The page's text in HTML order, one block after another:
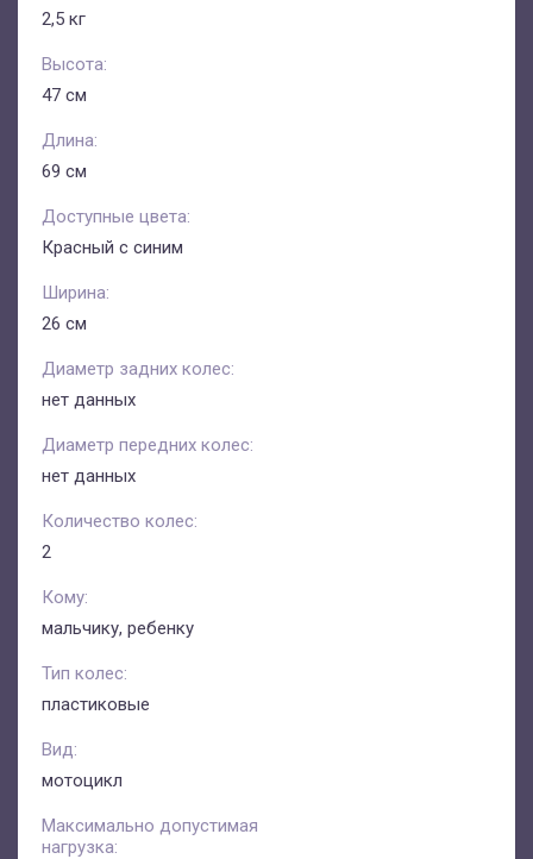
2,5 кг
Высота:
47 см
Длина:
69 см
Доступные цвета:
Красный с синим
Ширина:
26 см
Диаметр задних колес:
нет данных
Диаметр передних колес:
нет данных
Количество колес:
2
Кому:
мальчику, ребенку
Тип колес:
пластиковые
Вид:
мотоцикл
Максимально допустимая
нагрузка: